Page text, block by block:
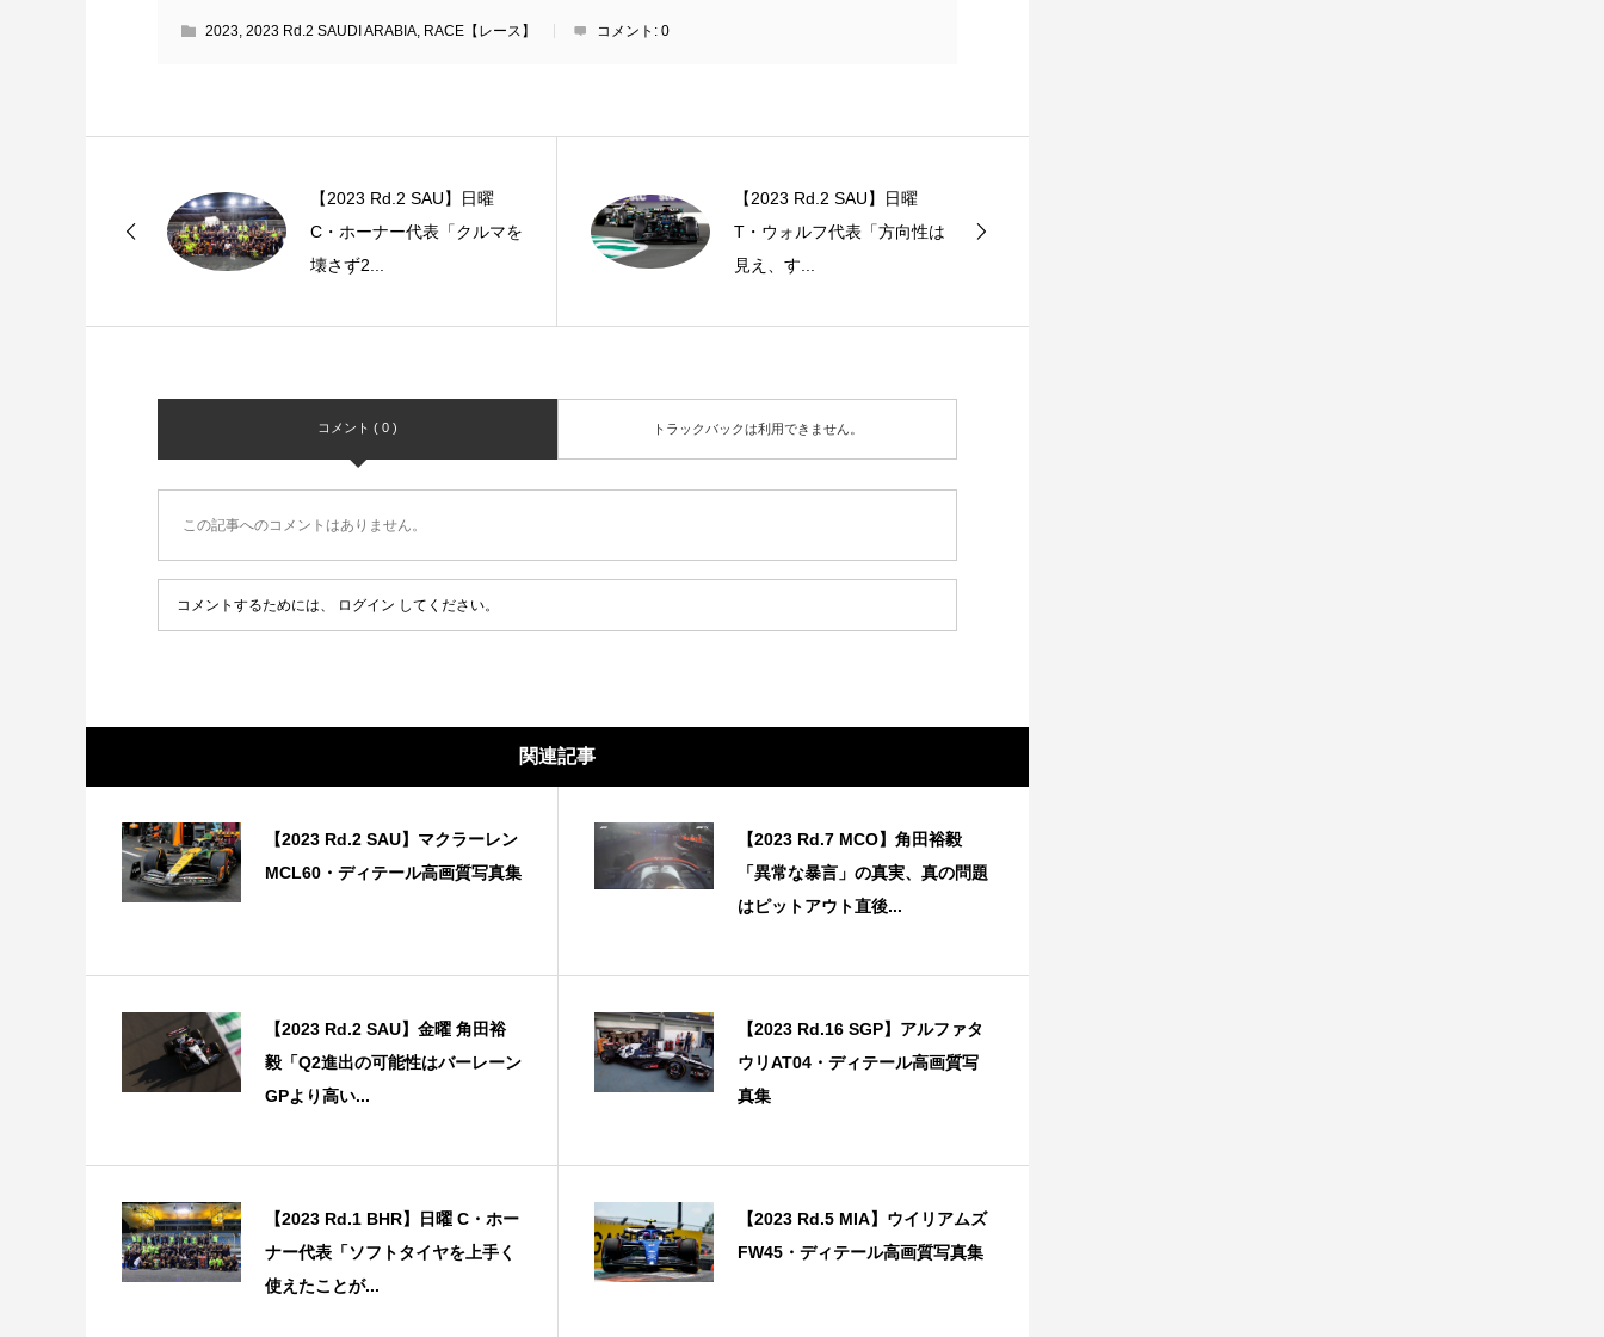
2023, 2023 Rd.2 SAUDI ARABIA, RACE【レース】 コメント: 0
【2023 Rd.2 SAU】日曜
C・ホーナー代表「クルマを
壊さず2...
【2023 Rd.2 SAU】日曜
T・ウォルフ代表「方向性は
見え、す...
コメント ( 0 ) トラックバックは利用できません。
この記事へのコメントはありません。
コメントするためには、 ログイン してください。
関連記事
【2023 Rd.2 SAU】マクラーレン
MCL60・ディテール高画質写真集
【2023 Rd.7 MCO】角田裕毅
「異常な暴言」の真実、真の問題
はピットアウト直後...
【2023 Rd.2 SAU】金曜 角田裕
毅「Q2進出の可能性はバーレーン
GPより高い...
【2023 Rd.16 SGP】アルファタ
ウリAT04・ディテール高画質写
真集
【2023 Rd.1 BHR】日曜 C・ホー
ナー代表「ソフトタイヤを上手く
使えたことが...
【2023 Rd.5 MIA】ウイリアムズ
FW45・ディテール高画質写真集